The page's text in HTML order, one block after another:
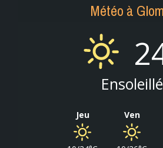
Météo à
Ensoleillé
Jeu Ven